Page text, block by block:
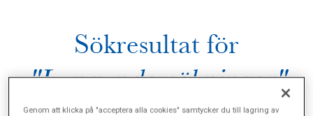
Sökresultat för
"Lungundersökningar"
Genom att klicka på "acceptera alla cookies" samtycker du till lagring av